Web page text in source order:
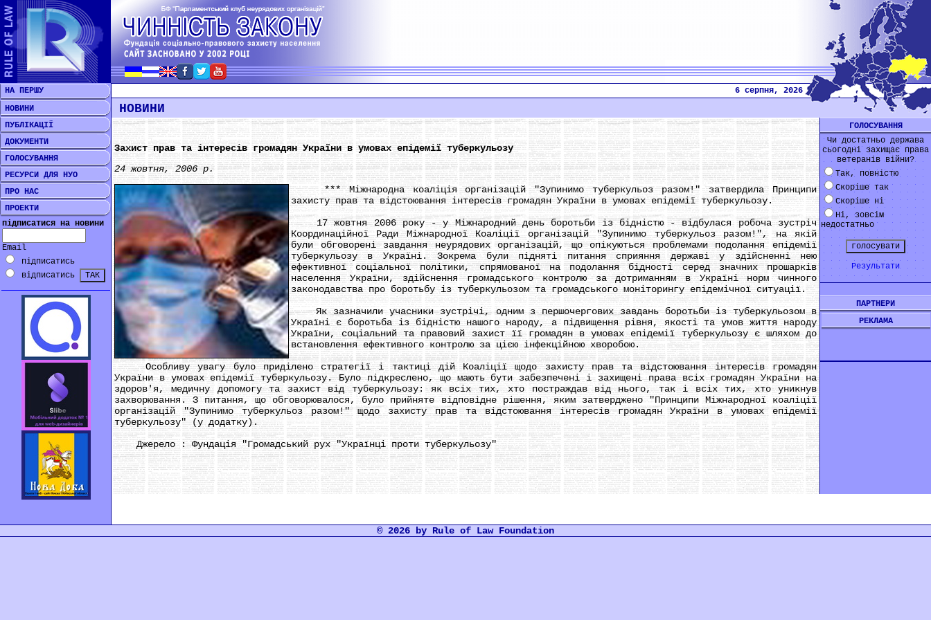
НА ПЕРШУ
6 серпня, 2026
НОВИНИ
ПУБЛІКАЦІЇ
ДОКУМЕНТИ
ГОЛОСУВАННЯ
РЕСУРСИ ДЛЯ НУО
ПРО НАС
ПРОЕКТИ
підписатися на новини
Email
підписатись
відписатись
НОВИНИ
Захист прав та інтересів громадян України в умовах епідемії туберкульозу
24 жовтня, 2006 р.
*** Міжнародна коаліція організацій "Зупинимо туберкульоз разом!" затвердила Принципи
захисту прав та відстоювання інтересів громадян України в умовах епідемії туберкульозу.
17 жовтня 2006 року - у Міжнародний день боротьби із бідністю - відбулася робоча зустріч
Координаційної Ради Міжнародної Коаліції організацій "Зупинимо туберкульоз разом!", на якій
були обговорені завдання неурядових організацій, що опікуються проблемами подолання епідемії
туберкульозу в Україні. Зокрема були підняті питання сприяння державі у здійсненні нею
ефективної соціальної політики, спрямованої на подолання бідності серед значних прошарків
населення України, здійснення громадського контролю за дотриманням в Україні норм чинного
законодавства про боротьбу із туберкульозом та громадського моніторингу епідемічної ситуації.
Як зазначили учасники зустрічі, одним з першочергових завдань боротьби із туберкульозом в
Україні є боротьба із бідністю нашого народу, а підвищення рівня, якості та умов життя народу
України, соціальний та правовий захист її громадян в умовах епідемії туберкульозу є шляхом до
встановлення ефективного контролю за цією інфекційною хворобою.
Особливу увагу було приділено стратегії і тактиці дій Коаліції щодо захисту прав та відстоювання інтересів громадян
України в умовах епідемії туберкульозу. Було підкреслено, що мають бути забезпечені і захищені права всіх громадян України на
здоров'я, медичну допомогу та захист від туберкульозу: як всіх тих, хто постраждав від нього, так і всіх тих, хто уникнув
захворювання. З питання, що обговорювалося, було прийняте відповідне рішення, яким затверджено "Принципи Міжнародної коаліції
організацій "Зупинимо туберкульоз разом!" щодо захисту прав та відстоювання інтересів громадян України в умовах епідемії
туберкульозу" (у додатку).
Джерело : Фундація "Громадський рух "Українці проти туберкульозу"
ГОЛОСУВАННЯ
Чи достатньо держава
сьогодні захищає права
ветеранів війни?
Так, повністю
Скоріше так
Скоріше ні
Ні, зовсім
недостатньо
Результати
ПАРТНЕРИ
РЕКЛАМА
© 2026 by Rule of Law Foundation